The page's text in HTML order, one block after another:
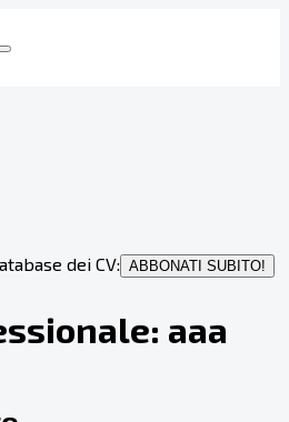
dei CV: ABBONATI SUBITO!
aaa